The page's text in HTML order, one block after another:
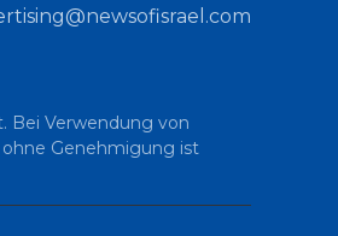
Bei Verwendung von
ohne Genehmigung ist